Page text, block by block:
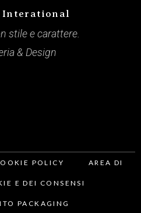
Interational
stile e carattere.
& Design
POLICY AREA DI
E DEI CONSENSI
PACKAGING